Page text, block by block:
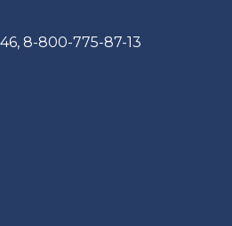
8-800-775-87-13